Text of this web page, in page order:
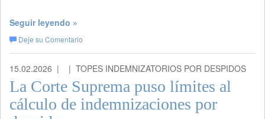
Seguir leyendo »
Deje su Comentario
15.02.2026 | | TOPES INDEMNIZATORIOS POR DESPIDOS
La Corte Suprema puso límites al
cálculo de indemnizaciones por